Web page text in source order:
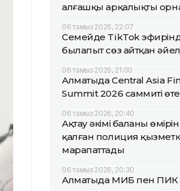
алғашқы арқалықты
06 тамыз 2026, 22:07
Семейде TikTok
былапыт сөз айтқан
06 тамыз 2026, 21:00
Алматыда Central Asia
Summit 2026 саммиті
06 тамыз 2026, 20:40
Ақтау әкімі баланың
қалған полиция
марапаттады
06 тамыз 2026, 20:30
Алматыда МИБ пен ПИК